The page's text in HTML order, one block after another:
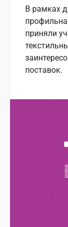
В рамках
приняли
поставок.